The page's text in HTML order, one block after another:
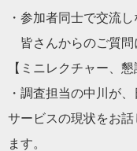
・参加者同士で交流
皆さんからのご質問
【ミニレクチャー、
・調査担当の中川が
サービスの現状をお
ます。